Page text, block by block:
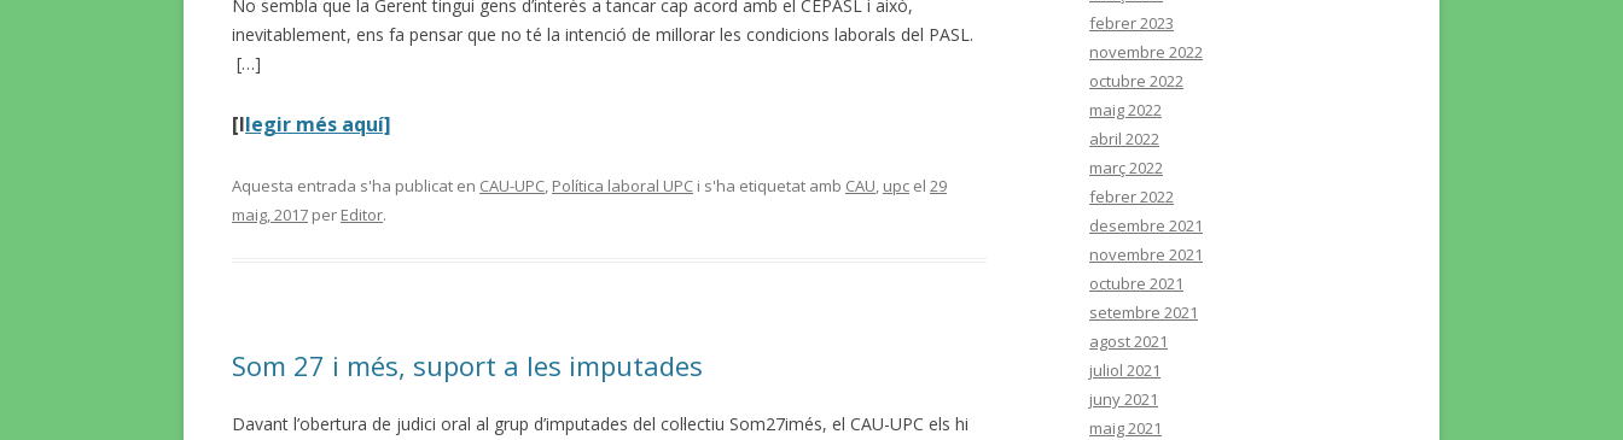
No sembla que la Gerent tingui gens d’interès a tancar cap acord amb el CEPASL i això,
inevitablement, ens fa pensar que no té la intenció de millorar les condicions laborals del PASL.
[…]
[llegir més aquí]
Aquesta entrada s'ha publicat en CAU-UPC, Política laboral UPC i s'ha etiquetat amb CAU, upc el 29
maig, 2017 per Editor.
Som 27 i més, suport a les imputades
Davant l’obertura de judici oral al grup d’imputades del col·lectiu Som27imés, el CAU-UPC els hi
febrer 2023
novembre 2022
octubre 2022
maig 2022
abril 2022
març 2022
febrer 2022
desembre 2021
novembre 2021
octubre 2021
setembre 2021
agost 2021
juliol 2021
juny 2021
maig 2021